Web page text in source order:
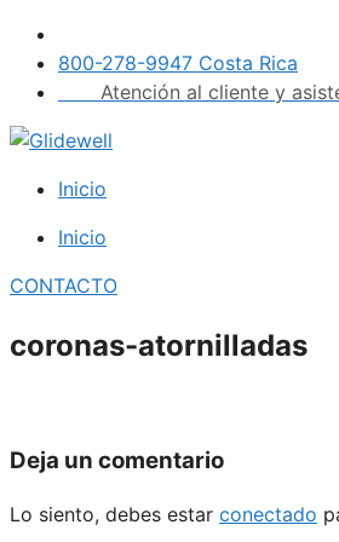
Saltar
contenido
800-278-9947 Costa Rica
Atención al cliente y
Inicio
Inicio
CONTACTO
coronas-atornilladas
Deja un comentario
Lo siento, debes estar conectado